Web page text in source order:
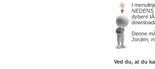
I
NEDENS
dybere
Denne
Jorden,
Ved du, at du